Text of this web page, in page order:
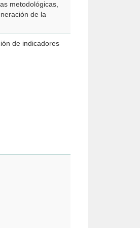
metodológicas,
de la
de indicadores